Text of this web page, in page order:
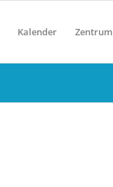
Kalender Zentrum